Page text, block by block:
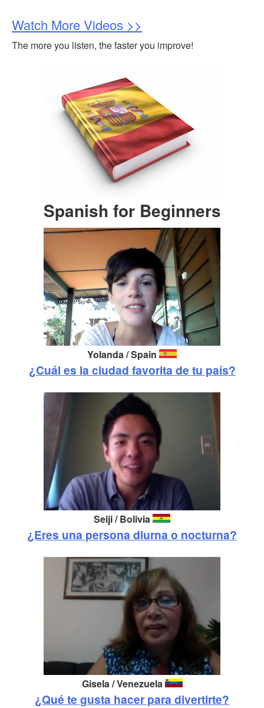
Watch More Videos >>
The more you listen, the faster you improve!
Spanish for Beginners
Yolanda / Spain
¿Cuál es la ciudad favorita de tu país?
Seiji / Bolivia
¿Eres una persona diurna o nocturna?
Gisela / Venezuela
¿Qué te gusta hacer para divertirte?